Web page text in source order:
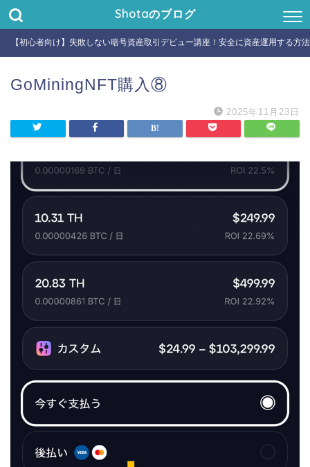
Shotaのブログ
【初心者向け】失敗しない暗号資産取引デビュー講座！安全に資産運用する方
GoMiningNFT購入⑧
2025年11月23日